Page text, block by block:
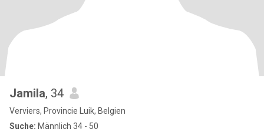
Jamila, 34
Verviers, Provincie Luik, Belgien
Suche: Männlich 34 - 50